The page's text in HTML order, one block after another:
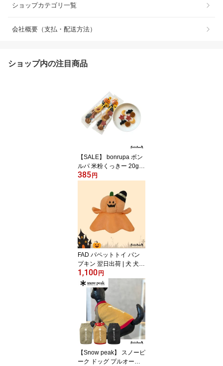
ショップカテゴリ一覧
会社概要（支払・配送方法）
ショップ内の注目商品
【SALE】 bonrupa ボン
ルパ 米粉くっきー 20g |
犬 いぬ 犬用 おやつ 米粉
385 円
FAD パペットトイ パン
プキン 翌日出荷 | 犬 犬用
おもちゃ トイ プレゼン
ト ギフト
1,100 円
【Snow peak】 スノーピ
ーク ドッグ プルオーバ